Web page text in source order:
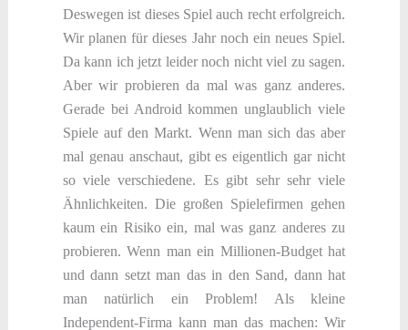
Deswegen ist dieses Spiel auch recht erfolgreich.
Wir planen für dieses Jahr noch ein neues Spiel.
Da kann ich jetzt leider noch nicht viel zu sagen.
Aber wir probieren da mal was ganz anderes.
Gerade bei Android kommen unglaublich viele
Spiele auf den Markt. Wenn man sich das aber
mal genau anschaut, gibt es eigentlich gar nicht
so viele verschiedene. Es gibt sehr sehr viele
Ähnlichkeiten. Die großen Spielefirmen gehen
kaum ein Risiko ein, mal was ganz anderes zu
probieren. Wenn man ein Millionen-Budget hat
und dann setzt man das in den Sand, dann hat
man natürlich ein Problem! Als kleine
Independent-Firma kann man das machen: Wir